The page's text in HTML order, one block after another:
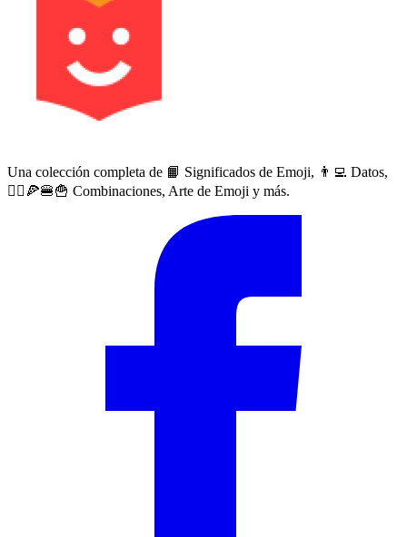
Una colección completa de 📙 Significados de Emoji, 👨‍💻 Datos,
🙅‍♀️🍕🍔🍟 Combinaciones, Arte de Emoji y más.